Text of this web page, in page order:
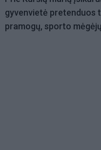
gyvenvietė pretenduos
pramogų, sporto